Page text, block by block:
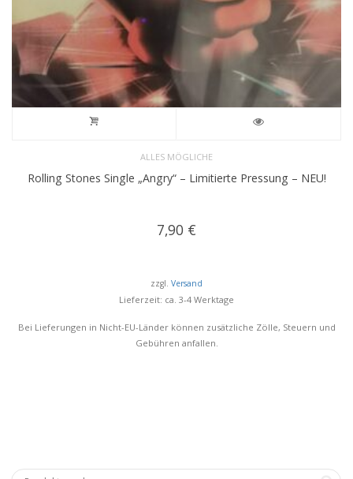
ALLES MÖGLICHE
Rolling Stones Single „Angry“ – Limitierte Pressung – NEU!
7,90 €
zzgl. Versand
Lieferzeit: ca. 3-4 Werktage
Bei Lieferungen in Nicht-EU-Länder können zusätzliche Zölle, Steuern und
Gebühren anfallen.